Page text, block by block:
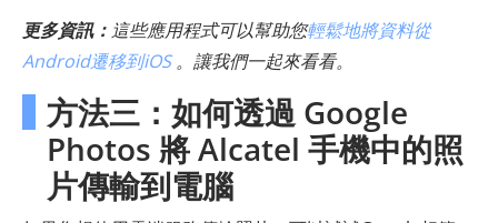
更多資訊： 這些應用程式可以幫助您輕鬆地將資料從
Android遷移到iOS。讓我們一起來看看。
方法三：如何透過 Google
Photos 將 Alcatel 手機中的照
片傳輸到電腦